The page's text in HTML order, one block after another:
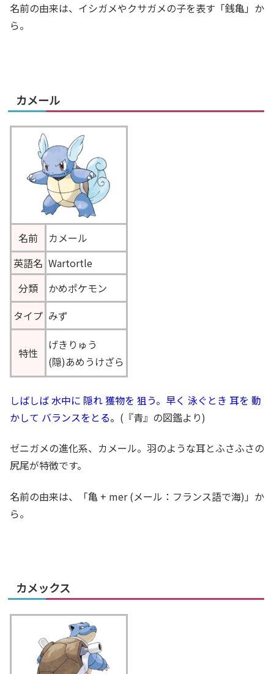
名前の由来は、イシガメやクサガメの子を表す「銭亀」か
ら。
カメール
名前
カメール
英語名 Wartortle
分類
かめポケモン
タイプ みず
特性
げきりゅう
(隠)あめうけざら
しばしば 水中に 隠れ 獲物を 狙う。早く 泳ぐとき 耳を 動
かして バランスをとる。 (『青』の図鑑より)
ゼニガメの進化系、カメール。羽のような耳とふさふさの
尻尾が特徴です。
名前の由来は、「亀 + mer (メール：フランス語で海)」か
ら。
カメックス